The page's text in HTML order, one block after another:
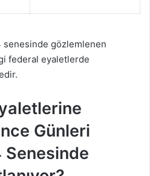
senesinde gözlemlenen
federal eyaletlerde
Günleri